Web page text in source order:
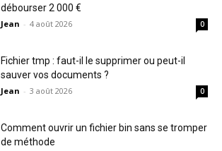
débourser 2 000 €
Jean - 4 août 2026 0
Fichier tmp : faut-il le supprimer ou peut-il
sauver vos documents ?
Jean - 3 août 2026 0
Comment ouvrir un fichier bin sans se tromper
de méthode